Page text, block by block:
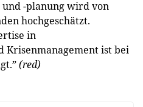
-planung wird von
hochgeschätzt.
in
Krisenmanagement ist bei
(red)